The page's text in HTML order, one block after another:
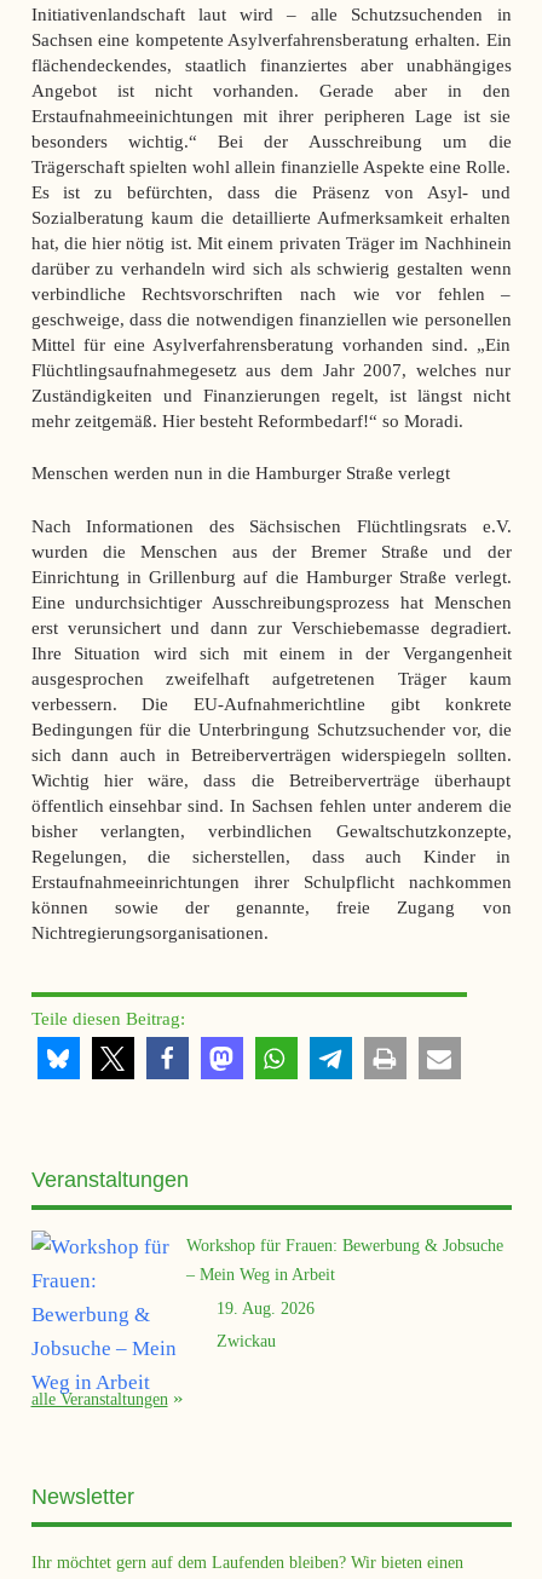
Initiativenlandschaft laut wird – alle Schutzsuchenden in
Sachsen eine kompetente Asylverfahrensberatung erhalten. Ein
flächendeckendes, staatlich finanziertes aber unabhängiges
Angebot ist nicht vorhanden. Gerade aber in den
Erstaufnahmeeinichtungen mit ihrer peripheren Lage ist sie
besonders wichtig.“ Bei der Ausschreibung um die
Trägerschaft spielten wohl allein finanzielle Aspekte eine Rolle.
Es ist zu befürchten, dass die Präsenz von Asyl- und
Sozialberatung kaum die detaillierte Aufmerksamkeit erhalten
hat, die hier nötig ist. Mit einem privaten Träger im Nachhinein
darüber zu verhandeln wird sich als schwierig gestalten wenn
verbindliche Rechtsvorschriften nach wie vor fehlen –
geschweige, dass die notwendigen finanziellen wie personellen
Mittel für eine Asylverfahrensberatung vorhanden sind. „Ein
Flüchtlingsaufnahmegesetz aus dem Jahr 2007, welches nur
Zuständigkeiten und Finanzierungen regelt, ist längst nicht
mehr zeitgemäß. Hier besteht Reformbedarf!“ so Moradi.
Menschen werden nun in die Hamburger Straße verlegt
Nach Informationen des Sächsischen Flüchtlingsrats e.V.
wurden die Menschen aus der Bremer Straße und der
Einrichtung in Grillenburg auf die Hamburger Straße verlegt.
Eine undurchsichtiger Ausschreibungsprozess hat Menschen
erst verunsichert und dann zur Verschiebemasse degradiert.
Ihre Situation wird sich mit einem in der Vergangenheit
ausgesprochen zweifelhaft aufgetretenen Träger kaum
verbessern. Die EU-Aufnahmerichtline gibt konkrete
Bedingungen für die Unterbringung Schutzsuchender vor, die
sich dann auch in Betreiberverträgen widerspiegeln sollten.
Wichtig hier wäre, dass die Betreiberverträge überhaupt
öffentlich einsehbar sind. In Sachsen fehlen unter anderem die
bisher verlangten, verbindlichen Gewaltschutzkonzepte,
Regelungen, die sicherstellen, dass auch Kinder in
Erstaufnahmeeinrichtungen ihrer Schulpflicht nachkommen
können sowie der genannte, freie Zugang von
Nichtregierungsorganisationen.
Teile diesen Beitrag:
Veranstaltungen
Workshop für Frauen: Bewerbung & Jobsuche
– Mein Weg in Arbeit
19. Aug. 2026
Zwickau
alle Veranstaltungen
Newsletter
Ihr möchtet gern auf dem Laufenden bleiben? Wir bieten einen